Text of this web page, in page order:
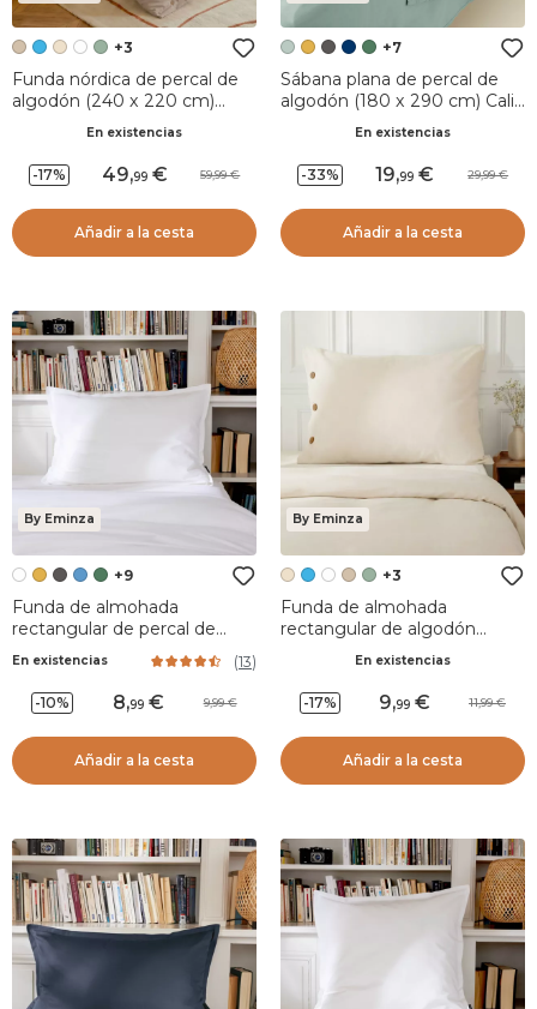
+3
Funda nórdica de percal de
algodón (240 x 220 cm)
En existencias
-17% 49,99 59,99
Añadir a la cesta
+7
Sábana plana de percal de
algodón (180 x 290 cm) Cali
En existencias
-33% 19,99 29,99
Añadir a la cesta
By Eminza
+9
Funda de almohada
rectangular de percal de
En existencias (13)
-10% 8,99 9,99
Añadir a la cesta
By Eminza
+3
Funda de almohada
rectangular de algodón
En existencias
-17% 9,99 11,99
Añadir a la cesta